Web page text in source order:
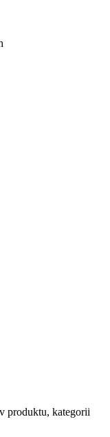
produktu, kategorii